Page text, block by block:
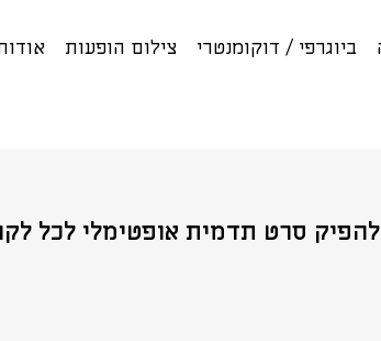
ביוגרפי / דוקומנטרי צילום הופעות
סרט תדמית אופטימלי לכל